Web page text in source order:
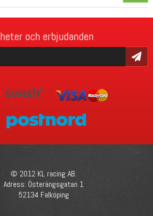
och erbjudanden
Skicka
© 2012 KL racing AB.
Adress: Österängsgatan 1
52134 Falköping